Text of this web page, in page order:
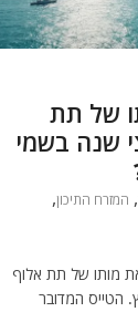
של תת
שנה בשמי
, המזרח התיכון,
מותו של תת אלוף
הטייס המדובר